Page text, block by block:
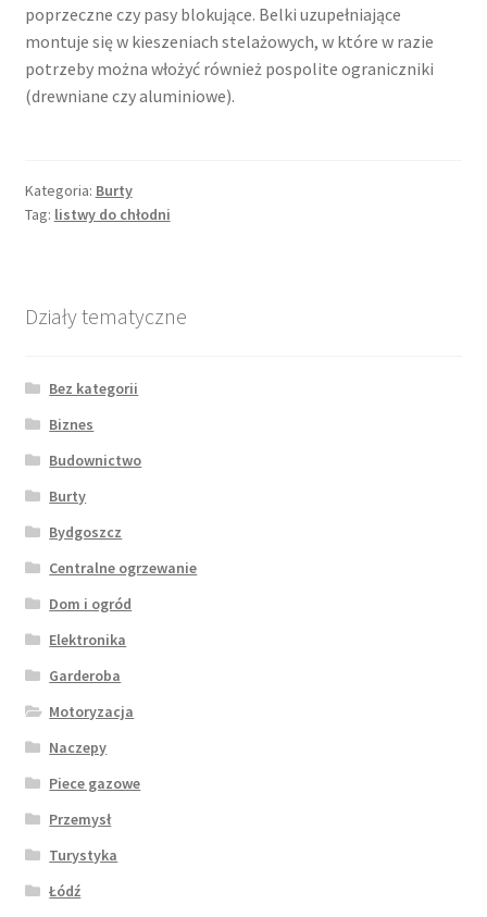
poprzeczne czy pasy blokujące. Belki uzupełniające
montuje się w kieszeniach stelażowych, w które w razie
potrzeby można włożyć również pospolite ograniczniki
(drewniane czy aluminiowe).
Kategoria: Burty
Tag: listwy do chłodni
Działy tematyczne
Bez kategorii
Biznes
Budownictwo
Burty
Bydgoszcz
Centralne ogrzewanie
Dom i ogród
Elektronika
Garderoba
Motoryzacja
Naczepy
Piece gazowe
Przemysł
Turystyka
Łódź